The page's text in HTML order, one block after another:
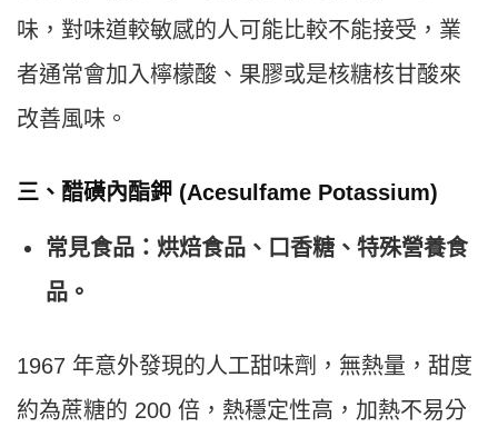
味，對味道較敏感的人可能比較不能接受，業
者通常會加入檸檬酸、果膠或是核糖核甘酸來
改善風味。
三、醋磺內酯鉀 (Acesulfame Potassium)
常見食品：烘焙食品、口香糖、特殊營養食
品。
1967 年意外發現的人工甜味劑，無熱量，甜度
約為蔗糖的 200 倍，熱穩定性高，加熱不易分